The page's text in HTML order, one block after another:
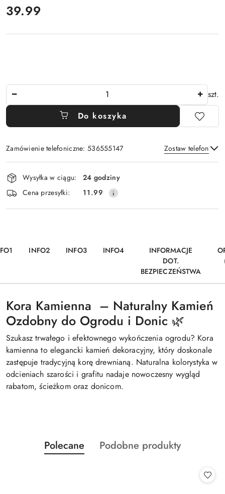
Cena:
39.99
szt.
Do koszyka
Zamówienie telefoniczne: 536555147 Zostaw telefon
Wyślij
Dostępność
i
dostawa
Wysyłka w ciągu:
24 godziny
Cena przesyłki:
11.99
INFO2 INFO3 INFO4
INFORMACJE
DOT.
BEZPIECZEŃSTWA
Kora Kamienna – Naturalny Kamień
Ozdobny do Ogrodu i Donic 🌿
Szukasz trwałego i efektownego wykończenia ogrodu? Kora
kamienna to elegancki kamień dekoracyjny, który doskonale
zastępuje tradycyjną korę drewnianą. Naturalna kolorystyka w
odcieniach szarości i grafitu nadaje nowoczesny wygląd
rabatom, ścieżkom oraz donicom.
Pomiń karuzelę produktów
Produkty
o
Polecane
Produkty
Podobne produkty